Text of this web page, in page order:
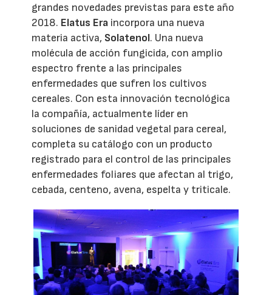
grandes novedades previstas para este año
2018. Elatus Era incorpora una nueva
materia activa, Solatenol. Una nueva
molécula de acción fungicida, con amplio
espectro frente a las principales
enfermedades que sufren los cultivos
cereales. Con esta innovación tecnológica
la compañía, actualmente líder en
soluciones de sanidad vegetal para cereal,
completa su catálogo con un producto
registrado para el control de las principales
enfermedades foliares que afectan al trigo,
cebada, centeno, avena, espelta y triticale.